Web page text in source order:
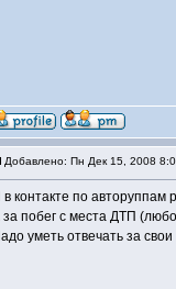
Добавлено: Пн Дек 15, 2008
контакте по авторуппам
за побег с места ДТП
уметь отвечать за свои